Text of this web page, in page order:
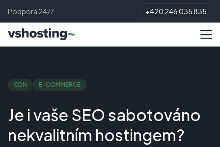
Podpora 24/7 +420 246 035 835
CDN E-COMMERCE
Je i vaše SEO sabotováno
nekvalitním hostingem?